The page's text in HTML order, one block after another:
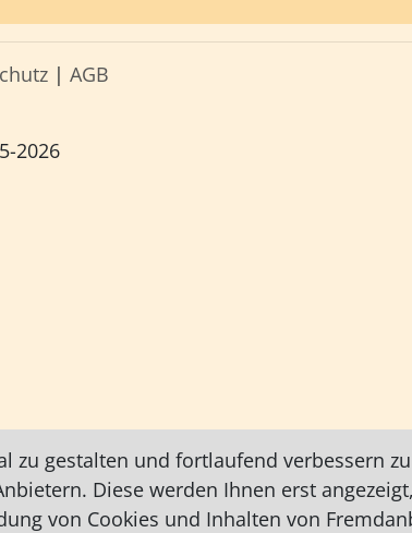
| AGB
2026
zu gestalten und fortlaufend verbessern
Diese werden Ihnen erst
von Cookies und Inhalten von